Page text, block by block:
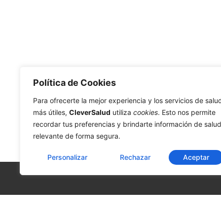
Política de Cookies
Para ofrecerte la mejor experiencia y los servicios de
más útiles, CleverSalud utiliza cookies. Esto nos permite
recordar tus preferencias y brindarte información de salud
relevante de forma segura.
Personalizar Rechazar Aceptar